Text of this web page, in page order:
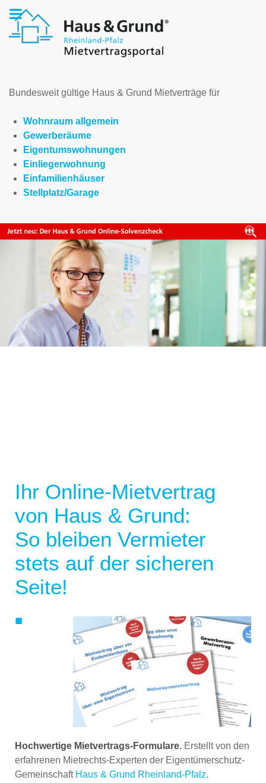
Bundesweit gültige Haus & Grund Mietverträge für
Wohnraum allgemein
Gewerberäume
Eigentumswohnungen
Einliegerwohnung
Einfamilienhäuser
Stellplatz/Garage
Ihr Online-Mietvertrag
von Haus & Grund:
So bleiben Vermieter
stets auf der sicheren
Seite!
◼
Hochwertige Mietvertrags-Formulare. Erstellt von den
erfahrenen Mietrechts-Experten der Eigentümerschutz-
Gemeinschaft Haus & Grund Rheinland-Pfalz.